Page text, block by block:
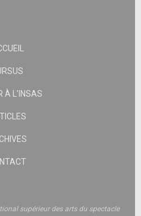
À L’INSAS
supérieur des arts du spectacle